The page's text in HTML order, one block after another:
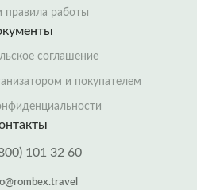
правила работы
соглашение
и покупателем
101 32 60